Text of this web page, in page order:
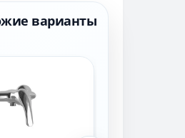
варианты